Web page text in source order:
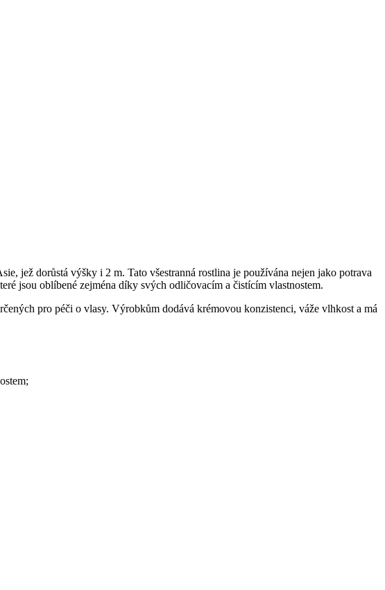
jež dorůstá výšky i 2 m. Tato všestranná rostlina je používána nejen jako potrava
jsou oblíbené zejména díky svých odličovacím a čistícím vlastnostem.
pro péči o vlasy. Výrobkům dodává krémovou konzistenci, váže vlhkost a má